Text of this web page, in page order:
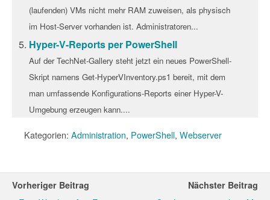
(laufenden) VMs nicht mehr RAM zuweisen, als physisch
im Host-Server vorhanden ist. Administratoren...
Hyper-V-Reports per PowerShell
Auf der TechNet-Gallery steht jetzt ein neues PowerShell-
Skript namens Get-HyperVInventory.ps1 bereit, mit dem
man umfassende Konfigurations-Reports einer Hyper-V-
Umgebung erzeugen kann....
Kategorien: Administration, PowerShell, Webserver
Vorheriger Beitrag Nächster Beitrag